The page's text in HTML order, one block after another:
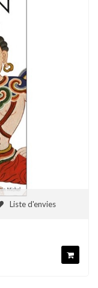
Liste d'envies